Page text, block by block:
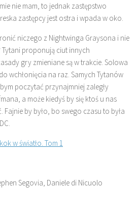
nie mam, to jednak zastępstwo
zastępcy jest ostra i wpada w oko.
niczego z Nightwinga Graysona i nie
Tytani proponują ciut innych
gry zmieniane są w trakcie. Solowa
wchłonięcia na raz. Samych Tytanów
poczytać przynajmniej zaległy
a może kiedyś by się ktoś u nas
Fajnie by było, bo swego czasu to była
w światło. Tom 1
Segovia, Daniele di Nicuolo